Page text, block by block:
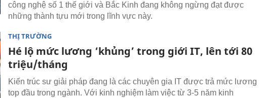
công nghệ số 1 thế giới và Bắc Kinh đang không ngừng đạt được
những thành tựu mới trong lĩnh vực này.
THỊ TRƯỜNG
Hé lộ mức lương ‘khủng’ trong giới IT, lên tới 80
triệu/tháng
Kiến trúc sư giải pháp đang là các chuyên gia IT được trả mức lương
top đầu trong ngành. Với kinh nghiệm làm việc từ 3-5 năm kinh